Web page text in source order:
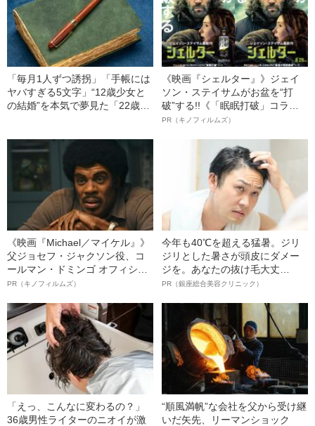
「毎月1人ずつ誘拐」「手帳には
ヤバすぎる5文字」“12歳少女と
の結婚”を本気で夢見た「22歳男
《映画『シェルター』》ジェイ
ソン・ステイサムがお盆を“打
破”する!!《「眠眠打破」コラ
ボ》
PR（キノフィルムズ）
《映画『Michael／マイケル』》
父ジョセフ・ジャクソン役、コ
ールマン・ドミンゴ オフィシャ
ルインタビュー“観客を魅了した
語る”《日本興収70億円突破》
PR（キノフィルムズ）
今年も40℃を超える猛暑。ジリ
ジリとした暑さが頭皮にダメー
ジを。あなたの抜け毛大丈
夫！？
PR（銀座総合美容クリニック）
「えっ、こんなに変わるの？」
36歳男性ライターのニオイが激
“順風満帆”な会社を父から受け継
いだ矢先、リーマンショック